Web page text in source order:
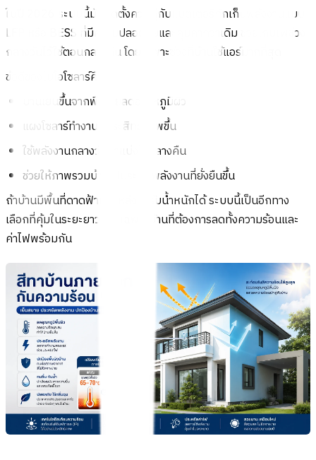
ในปี 2026 ระบบนี้มักติดตั้งควบคู่กับแบตเตอรี่กักเก็บพลังงานแบบ
LFP หรือ BESS ที่มีความปลอดภัยและคุ้มค่ากว่าเดิม ช่วยเก็บไฟช่วง
กลางวันไว้ใช้ตอนกลางคืน โดยเฉพาะช่วงที่บ้านใช้แอร์มากที่สุด
ข้อดีของไบโอโซลาร์คือ
บ้านเย็นขึ้นจากพืชช่วยลดอุณหภูมิผิว
แผงโซลาร์ทำงานมีประสิทธิภาพขึ้น
ใช้พลังงานกลางวันมาแบ่งใช้กลางคืน
ช่วยให้ภาพรวมบ้านเป็นระบบพลังงานที่ยั่งยืนขึ้น
ถ้าบ้านมีพื้นที่ดาดฟ้าหรือหลังคารับน้ำหนักได้ ระบบนี้เป็นอีกทาง
เลือกที่คุ้มในระยะยาว โดยเฉพาะบ้านที่ต้องการลดทั้งความร้อนและ
ค่าไฟพร้อมกัน